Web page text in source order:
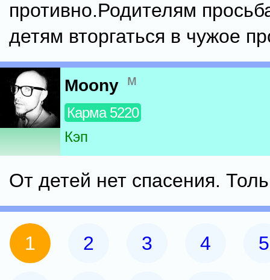
противно.Родителям
детям вторгаться в чужое
Moony м
Карма 5220
Кэп
От детей нет спасения.
1 2 3 4 5